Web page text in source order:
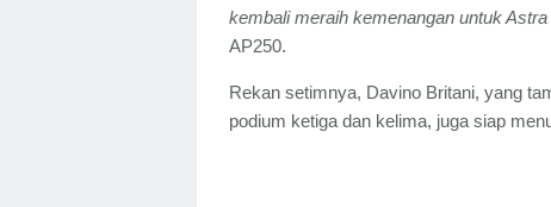
kembali meraih kemenangan untuk Astra
AP250.
Rekan setimnya, Davino Britani, yang
podium ketiga dan kelima, juga siap